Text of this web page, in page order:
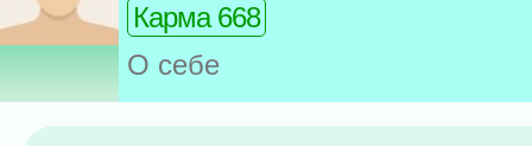
Карма 668
О себе